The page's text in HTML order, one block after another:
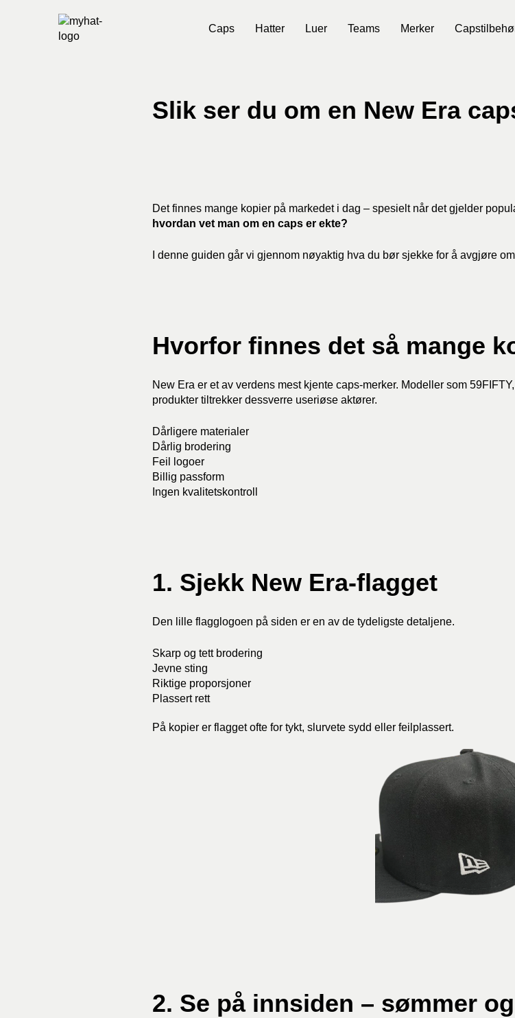
Caps Hatter Luer Teams Merker
Slik ser du om en New Era
Det finnes mange kopier på markedet i dag – spesielt når det gjelder
hvordan vet man om en caps er ekte?
I denne guiden går vi gjennom nøyaktig hva du bør sjekke for å avgjøre
Hvorfor finnes det så mange
New Era er et av verdens mest kjente caps-merker. Modeller som 59FIFTY,
produkter tiltrekker dessverre useriøse aktører.
Dårligere materialer
Dårlig brodering
Feil logoer
Billig passform
Ingen kvalitetskontroll
1. Sjekk New Era-flagget
Den lille flagglogoen på siden er en av de tydeligste detaljene.
Skarp og tett brodering
Jevne sting
Riktige proporsjoner
Plassert rett
På kopier er flagget ofte for tykt, slurvete sydd eller feilplassert.
2. Se på innsiden – sømmer